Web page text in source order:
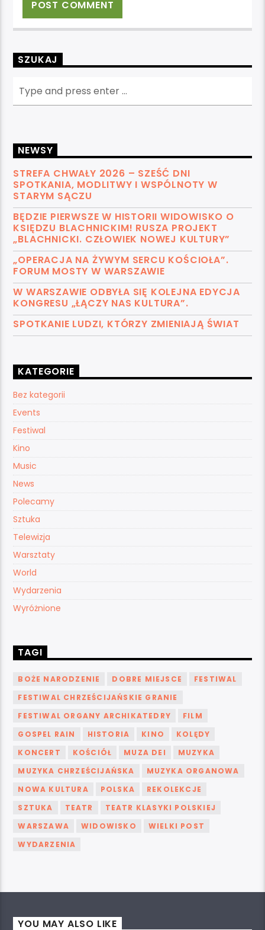
SZUKAJ
NEWSY
STREFA CHWAŁY 2026 – SZEŚĆ DNI
SPOTKANIA, MODLITWY I WSPÓLNOTY W
STARYM SĄCZU
BĘDZIE PIERWSZE W HISTORII WIDOWISKO O
KSIĘDZU BLACHNICKIM! RUSZA PROJEKT
„BLACHNICKI. CZŁOWIEK NOWEJ KULTURY”
„OPERACJA NA ŻYWYM SERCU KOŚCIOŁA”.
FORUM MOSTY W WARSZAWIE
W WARSZAWIE ODBYŁA SIĘ KOLEJNA EDYCJA
KONGRESU „ŁĄCZY NAS KULTURA”.
SPOTKANIE LUDZI, KTÓRZY ZMIENIAJĄ ŚWIAT
KATEGORIE
Bez kategorii
Events
Festiwal
Kino
Music
News
Polecamy
Sztuka
Telewizja
Warsztaty
World
Wydarzenia
Wyróżnione
TAGI
BOŻE NARODZENIE DOBRE MIEJSCE
FESTIWAL
FESTIWAL CHRZEŚCIJAŃSKIE GRANIE
FESTIWAL ORGANY ARCHIKATEDRY
FILM
GOSPEL RAIN
HISTORIA KINO
KOLĘDY
KONCERT
KOŚCIÓŁ MUZA DEI
MUZYKA
MUZYKA CHRZEŚCIJAŃSKA
MUZYKA ORGANOWA
NOWA KULTURA
POLSKA
REKOLEKCJE
SZTUKA
TEATR
TEATR KLASYKI POLSKIEJ
WARSZAWA
WIDOWISKO
WIELKI POST
WYDARZENIA
YOU MAY ALSO LIKE